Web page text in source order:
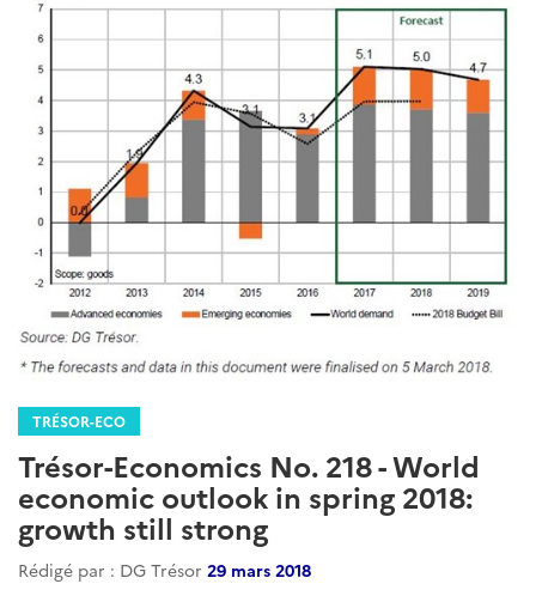
TRÉSOR-ECO
Trésor-Economics No. 218 - World
economic outlook in spring 2018:
growth still strong
Rédigé par : DG Trésor 29 mars 2018